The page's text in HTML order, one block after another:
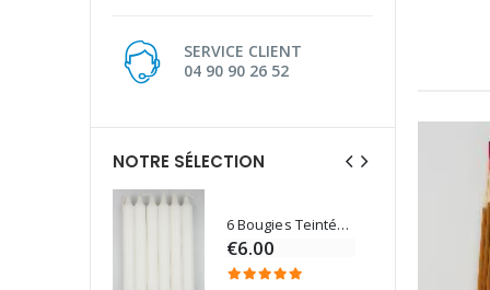
SERVICE CLIENT
04 90 90 26 52
NOTRE SÉLECTION
6 Bougies Teintées Masse Couleur Blanche
€6.00